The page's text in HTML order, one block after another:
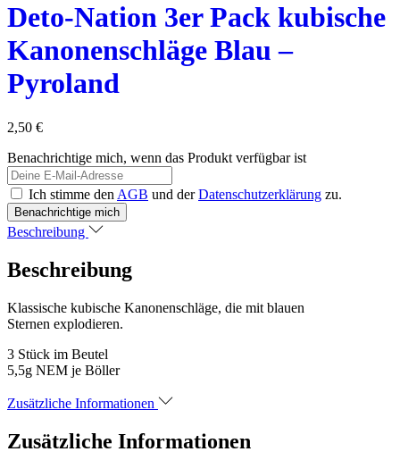
Deto-Nation 3er Pack kubische
Kanonenschläge Blau –
Pyroland
2,50 €
Benachrichtige mich, wenn das Produkt verfügbar ist
Ich stimme den AGB und derDatenschutzerklärung zu.
Beschreibung
Beschreibung
Klassische kubische Kanonenschläge, die mit blauen
Sternen explodieren.
3 Stück im Beutel
5,5g NEM je Böller
Zusätzliche Informationen
Zusätzliche Informationen